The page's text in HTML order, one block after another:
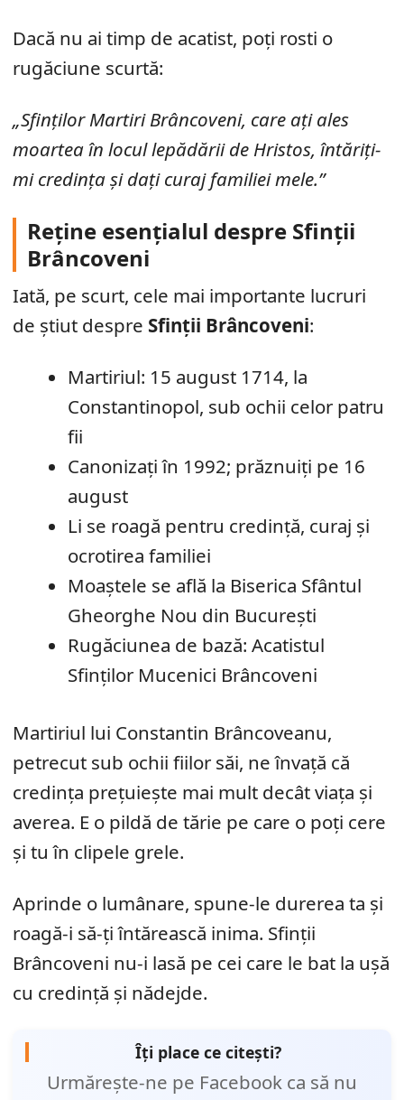
Dacă nu ai timp de acatist, poți rosti o
rugăciune scurtă:
„Sfinților Martiri Brâncoveni, care ați ales
moartea în locul lepădării de Hristos, întăriți-
mi credința și dați curaj familiei mele.”
Reține esențialul despre Sfinții
Brâncoveni
Iată, pe scurt, cele mai importante lucruri
de știut despre Sfinții Brâncoveni:
Martiriul: 15 august 1714, la
Constantinopol, sub ochii celor patru
fii
Canonizați în 1992; prăznuiți pe 16
august
Li se roagă pentru credință, curaj și
ocrotirea familiei
Moaștele se află la Biserica Sfântul
Gheorghe Nou din București
Rugăciunea de bază: Acatistul
Sfinților Mucenici Brâncoveni
Martiriul lui Constantin Brâncoveanu,
petrecut sub ochii fiilor săi, ne învață că
credința prețuiește mai mult decât viața și
averea. E o pildă de tărie pe care o poți cere
și tu în clipele grele.
Aprinde o lumânare, spune-le durerea ta și
roagă-i să-ți întărească inima. Sfinții
Brâncoveni nu-i lasă pe cei care le bat la ușă
cu credință și nădejde.
Îți place ce citești?
Urmărește-ne pe Facebook ca să nu